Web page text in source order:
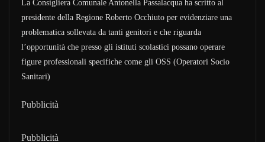
La Consigliera Comunale Antonella Passalacqua ha scritto al
presidente della Regione Roberto Occhiuto per evidenziare una
problematica sollevata da tanti genitori e che riguarda
l’opportunità che presso gli istituti scolastici possano operare
figure professionali specifiche come gli OSS (Operatori Socio
Sanitari)
Pubblicità
Pubblicità